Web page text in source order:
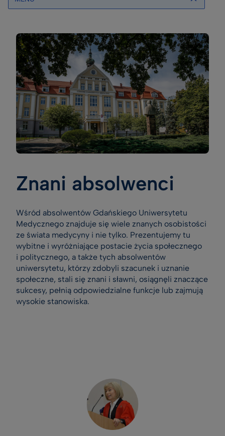
Znani absolwenci
Wśród absolwentów Gdańskiego Uniwersytetu
Medycznego znajduje się wiele znanych osobistości
ze świata medycyny i nie tylko. Prezentujemy tu
wybitne i wyróżniające postacie życia społecznego
i politycznego, a także tych absolwentów
uniwersytetu, którzy zdobyli szacunek i uznanie
społeczne, stali się znani i sławni, osiągnęli znaczące
sukcesy, pełnią odpowiedzialne funkcje lub zajmują
wysokie stanowiska.